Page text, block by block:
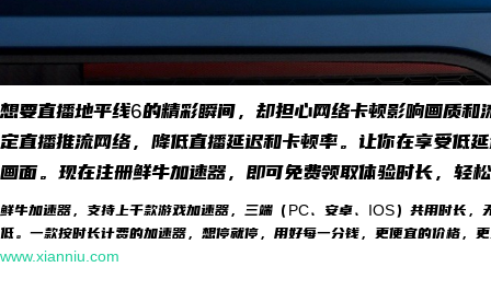
想要直播地平线6的精彩瞬间，却担心网络卡顿影响画质
定直播推流网络，降低直播延迟和卡顿率。让你在享受低
画面。现在注册鲜牛加速器，即可免费领取体验时长，轻
鲜牛加速器，支持上千款游戏加速器，三端（PC、安卓、IOS）共用时长
低。一款按时长计费的加速器，想停就停，用好每一分钱，更便宜的价格，
www.xianniu.com